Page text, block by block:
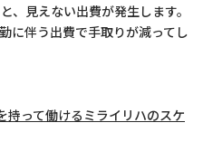
、見えない出費が発生します。
に伴う出費で手取りが減ってし
持って働けるミライリハのスケ